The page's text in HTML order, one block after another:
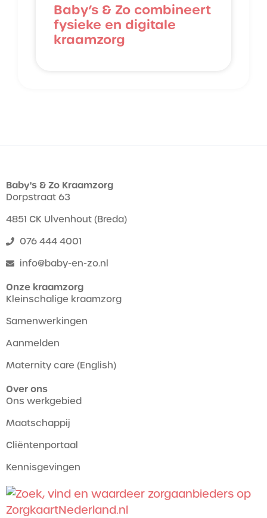
Baby’s & Zo combineert
fysieke en digitale
kraamzorg
Baby's & Zo Kraamzorg
Dorpstraat 63
4851 CK Ulvenhout (Breda)
076 444 4001
info@baby-en-zo.nl
Onze kraamzorg
Kleinschalige kraamzorg
Samenwerkingen
Aanmelden
Maternity care (English)
Over ons
Ons werkgebied
Maatschappij
Cliëntenportaal
Kennisgevingen